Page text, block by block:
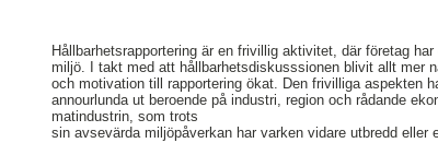
Hållbarhetsrapportering är en frivillig aktivitet, där företag
miljö. I takt med att hållbarhetsdiskusssionen blivit allt mer
och motivation till rapportering ökat. Den frivilliga aspekten
annourlunda ut beroende på industri, region och rådande
matindustrin, som trots
sin avsevärda miljöpåverkan har varken vidare utbredd eller